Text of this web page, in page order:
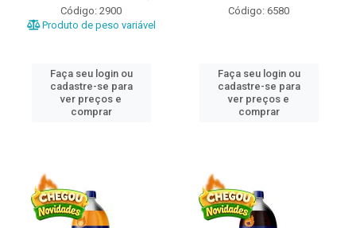
Código: 2900
Produto de peso variável
Faça seu login ou
cadastre-se para
ver preços e
comprar
Código: 6580
Faça seu login ou
cadastre-se para
ver preços e
comprar